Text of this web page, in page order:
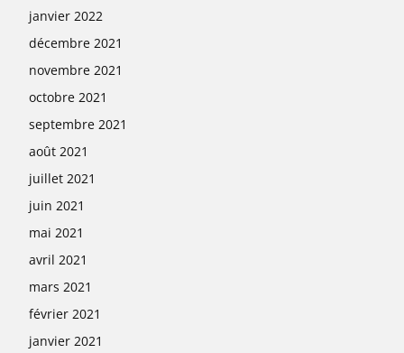
janvier 2022
décembre 2021
novembre 2021
octobre 2021
septembre 2021
août 2021
juillet 2021
juin 2021
mai 2021
avril 2021
mars 2021
février 2021
janvier 2021